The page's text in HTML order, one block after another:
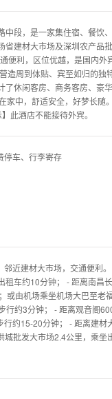
段，是一家集住宿、餐饮
建材大市场及深圳农产品
便利，区位优越，是国内外
周到体贴、宾至如归的独
休闲客房、商务客房、豪
家中，舒适安全，好梦长
此酒店不能接待外宾。
停车、行李寄存
近建材大市场，交通便利
车约10分钟； - 距离南昌
由机场乘坐机场大巴至老
约3分钟； - 距离观音阁
约15-20分钟； - 距离建材
批发大市场2.4公里，乘